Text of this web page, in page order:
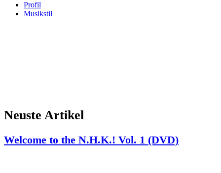
Profil
Musikstil
Neuste Artikel
Welcome to the N.H.K.! Vol. 1 (DVD)